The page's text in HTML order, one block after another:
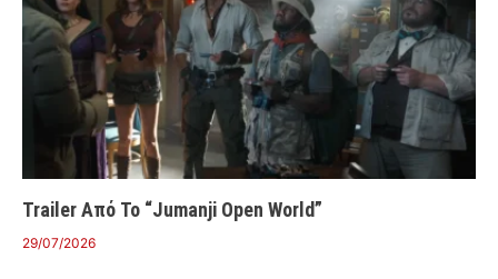
Trailer Από Το “Jumanji Open World”
29/07/2026